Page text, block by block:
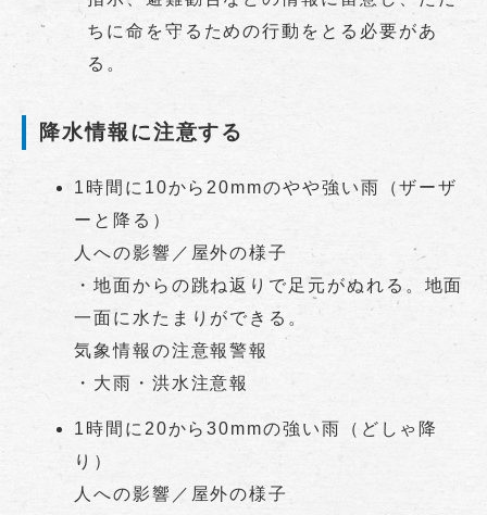
ちに命を守るための行動をとる必要があ
る。
降水情報に注意する
1時間に10から20mmのやや強い雨（ザーザ
ーと降る）
人への影響／屋外の様子
・地面からの跳ね返りで足元がぬれる。地面
一面に水たまりができる。
気象情報の注意報警報
・大雨・洪水注意報
1時間に20から30mmの強い雨（どしゃ降
り）
人への影響／屋外の様子